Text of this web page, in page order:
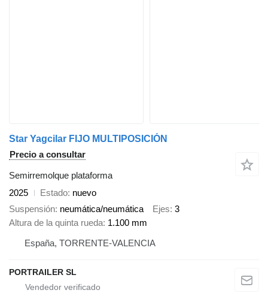
Star Yagcilar FIJO MULTIPOSICIÓN
Precio a consultar
Semirremolque plataforma
2025
Estado nuevo
Suspensión neumática/neumática Ejes 3
Altura de la quinta rueda 1.100 mm
España, TORRENTE-VALENCIA
PORTRAILER SL